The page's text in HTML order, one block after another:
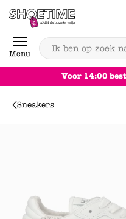
Skip to content
Menu
Voor 14:00
Sneakers